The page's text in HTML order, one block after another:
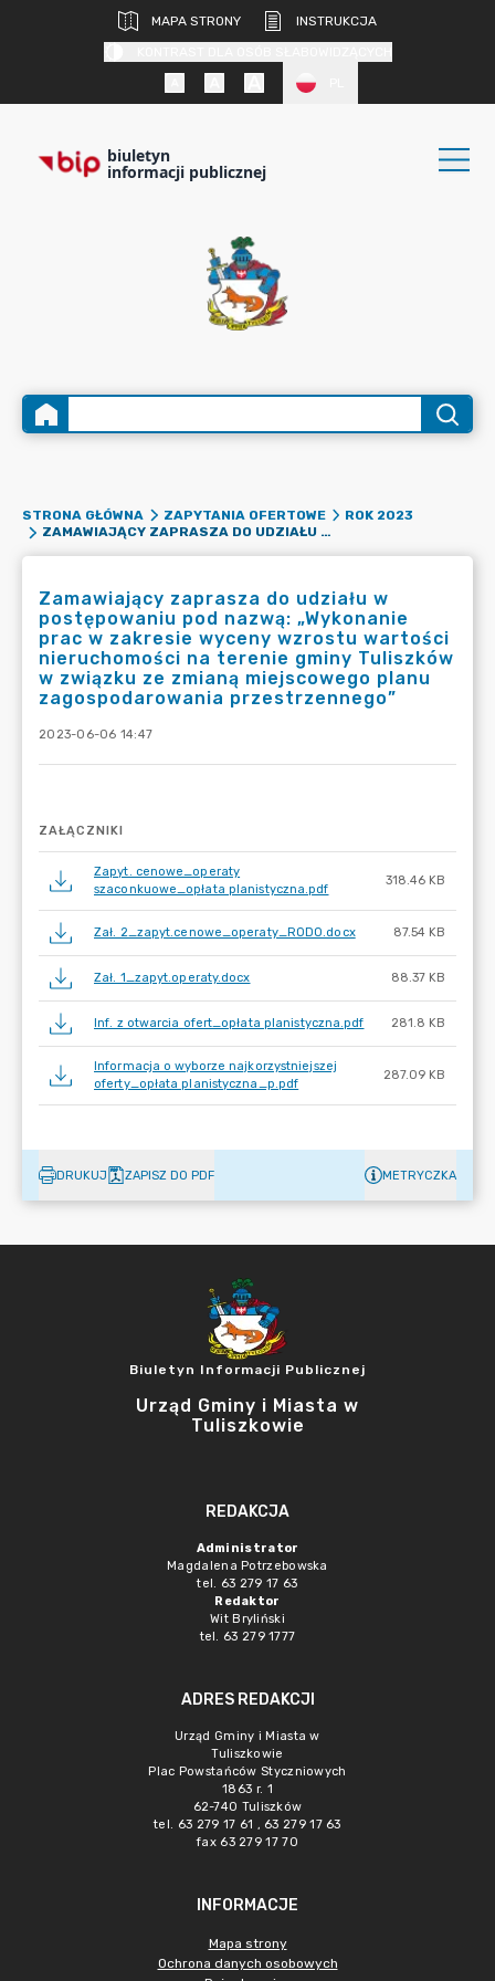
MAPA STRONY
INSTRUKCJA
biuletyn
informacji publicznej
STRONA GŁÓWNA ZAPYTANIA OFERTOWE
ROK 2023
ZAMAWIAJĄCY ZAPRASZA DO UDZIAŁU W POSTĘPOWANIU POD NAZWĄ: „WYKONANIE PRAC W ZAKRESIE WYCENY WZROSTU WARTOŚCI NIERUCHOMOŚCI NA TERENIE GMINY TULISZKÓW W ZWIĄZKU ZE ZMIANĄ MIEJSCOWEGO PLANU ZAGOSPODAROWANIA PRZESTRZENNEGO”
Zamawiający zaprasza do udziału w
postępowaniu pod nazwą: „Wykonanie
prac w zakresie wyceny wzrostu wartości
nieruchomości na terenie gminy Tuliszków
w związku ze zmianą miejscowego planu
zagospodarowania przestrzennego”
2023-06-06 14:47
ZAŁĄCZNIKI
Zapyt. cenowe_operaty
szaconkuowe_opłata planistyczna.pdf
318.46 KB
Zał. 2_zapyt.cenowe_operaty_RODO.docx 87.54 KB
Zał. 1_zapyt.operaty.docx 88.37 KB
Inf. z otwarcia ofert_opłata planistyczna.pdf 281.8 KB
Informacja o wyborze najkorzystniejszej
oferty_opłata planistyczna_p.pdf
287.09 KB
DRUKUJ ZAPISZ DO PDF METRYCZKA
Biuletyn Informacji Publicznej
Urząd Gminy i Miasta w
Tuliszkowie
REDAKCJA
Administrator
Magdalena Potrzebowska
tel. 63 279 17 63
Redaktor
Wit Bryliński
tel. 63 279 1777
ADRES REDAKCJI
Urząd Gminy i Miasta w
Tuliszkowie
Plac Powstańców Styczniowych
1863 r. 1
62-740 Tuliszków
tel. 63 279 17 61 , 63 279 17 63
fax 63 279 17 70
INFORMACJE
Mapa strony
Ochrona danych osobowych